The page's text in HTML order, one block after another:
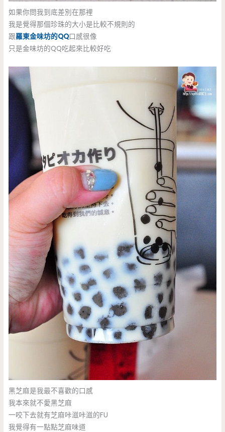
如果你問我到底差別在那裡
我是覺得那個珍珠的大小是比較不規則的
跟羅東金味坊的QQ口感很像
只是金味坊的QQ吃起來比較好吃
黑芝麻是我最不喜歡的口感
我本來就不愛黑芝麻
一咬下去就有芝麻咔滋咔滋的FU
我覺得有一點點芝麻味道